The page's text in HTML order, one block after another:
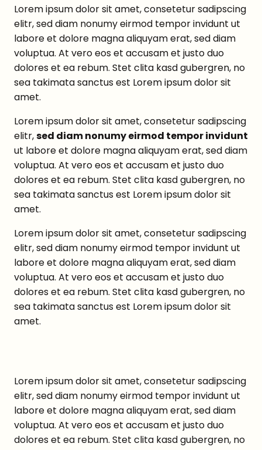
Lorem ipsum dolor sit amet, consetetur sadipscing
elitr, sed diam nonumy eirmod tempor invidunt ut
labore et dolore magna aliquyam erat, sed diam
voluptua. At vero eos et accusam et justo duo
dolores et ea rebum. Stet clita kasd gubergren, no
sea takimata sanctus est Lorem ipsum dolor sit
amet.
Lorem ipsum dolor sit amet, consetetur sadipscing
elitr,sed diam nonumy eirmod tempor invidunt
ut labore et dolore magna aliquyam erat, sed diam
voluptua. At vero eos et accusam et justo duo
dolores et ea rebum. Stet clita kasd gubergren, no
sea takimata sanctus est Lorem ipsum dolor sit
amet.
Lorem ipsum dolor sit amet, consetetur sadipscing
elitr, sed diam nonumy eirmod tempor invidunt ut
labore et dolore magna aliquyam erat, sed diam
voluptua. At vero eos et accusam et justo duo
dolores et ea rebum. Stet clita kasd gubergren, no
sea takimata sanctus est Lorem ipsum dolor sit
amet.
Lorem ipsum dolor sit amet, consetetur sadipscing
elitr, sed diam nonumy eirmod tempor invidunt ut
labore et dolore magna aliquyam erat, sed diam
voluptua. At vero eos et accusam et justo duo
dolores et ea rebum. Stet clita kasd gubergren, no